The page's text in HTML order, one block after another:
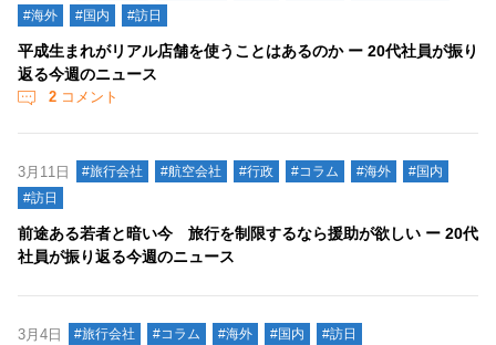
#海外
#国内 #訪日
平成生まれがリアル店舗を使うことはあるのか ー 20代社員が振り
返る今週のニュース
2 コメント
3月11日 #旅行会社 #航空会社 #行政 #コラム #海外
#国内
#訪日
前途ある若者と暗い今 旅行を制限するなら援助が欲しい ー 20代
社員が振り返る今週のニュース
3月4日 #旅行会社 #コラム #海外 #国内 #訪日